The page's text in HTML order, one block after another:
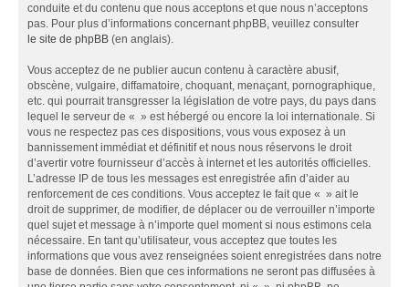
conduite et du contenu que nous acceptons et que nous n’acceptons
pas. Pour plus d’informations concernant phpBB, veuillez consulter
le site de phpBB (en anglais).
Vous acceptez de ne publier aucun contenu à caractère abusif,
obscène, vulgaire, diffamatoire, choquant, menaçant, pornographique,
etc. qui pourrait transgresser la législation de votre pays, du pays dans
lequel le serveur de « » est hébergé ou encore la loi internationale. Si
vous ne respectez pas ces dispositions, vous vous exposez à un
bannissement immédiat et définitif et nous nous réservons le droit
d’avertir votre fournisseur d’accès à internet et les autorités officielles.
L’adresse IP de tous les messages est enregistrée afin d’aider au
renforcement de ces conditions. Vous acceptez le fait que « » ait le
droit de supprimer, de modifier, de déplacer ou de verrouiller n’importe
quel sujet et message à n’importe quel moment si nous estimons cela
nécessaire. En tant qu’utilisateur, vous acceptez que toutes les
informations que vous avez renseignées soient enregistrées dans notre
base de données. Bien que ces informations ne seront pas diffusées à